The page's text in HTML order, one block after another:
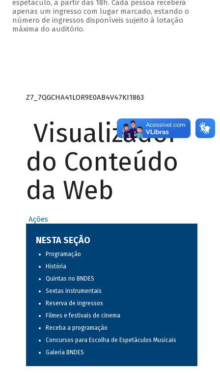
espetáculo, a partir das 18h. Cada pessoa receberá
apenas um ingresso com lugar marcado, estando o
número de ingressos disponíveis sujeito à lotação
máxima do auditório.
Z7_7QGCHA41LOR9E0AB4V47KI1863
Visualizador
do Conteúdo
da Web
Ações
NESTA SEÇÃO
Programação
História
Quintas no BNDES
Sextas instrumentais
Reserva de ingressos
Filmes e festivais de cinema
Receba a programação
Concursos para Escolha de Espetáculos Musicais
Galeria BNDES